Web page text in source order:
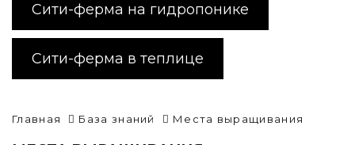
Сити-ферма на гидропонике
Сити-ферма в теплице
Главная База знаний Места выращивания